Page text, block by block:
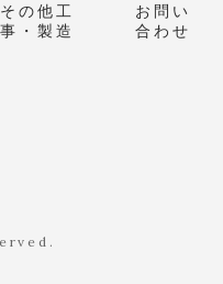
その他工
事・製造
お問い
合わせ